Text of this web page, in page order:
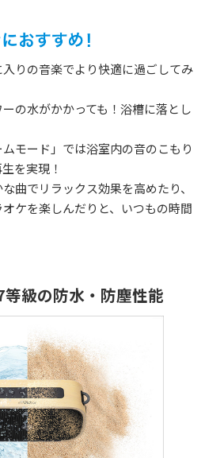
りの音楽でより快適に過ごしてみ
の水がかかっても！浴槽に落とし
モード」では浴室内の音のこもり
を実現！
曲でリラックス効果を高めたり、
ケを楽しんだりと、いつもの時間
級の防水・防塵性能